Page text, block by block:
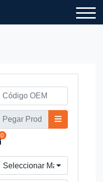
0
Seleccionar Marca de